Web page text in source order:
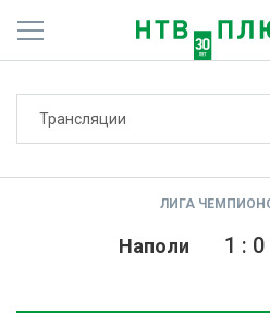
Трансляции
ЛИГА
Наполи 1 : 0